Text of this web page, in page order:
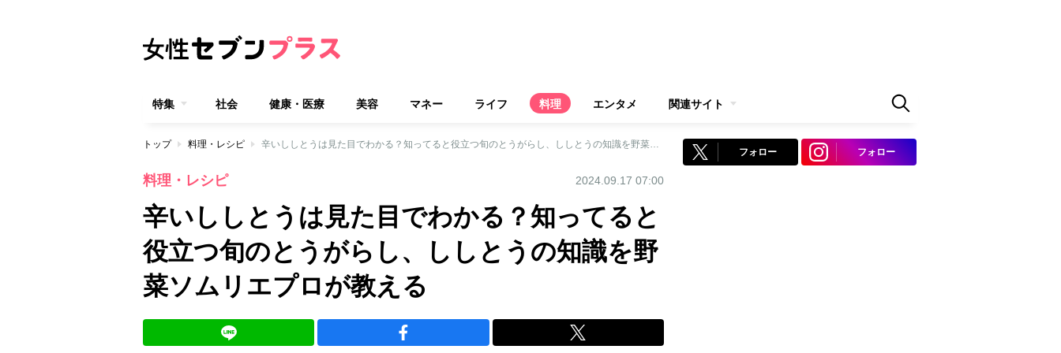
特集 社会 健康・医療 美容 マネー ライフ 料理 エンタメ 関連サイト
トップ 料理・レシピ 辛いししとうは見た目でわかる？知ってると役立つ旬のとうがらし、ししとうの知識を野菜ソムリエプロが教える
料理・レシピ 2024.09.17 07:00
辛いししとうは見た目でわかる？知ってると
役立つ旬のとうがらし、ししとうの知識を野
菜ソムリエプロが教える
フォロー フォロー